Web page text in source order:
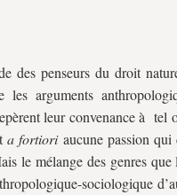
des penseurs du droit
les arguments
leur convenance à tel
a fortioriaucune passion qui
le mélange des genres que
sociologique